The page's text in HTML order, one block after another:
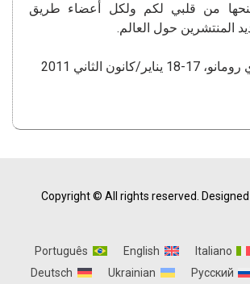
من قلبي لكم ولكل أعضاء طريق
المنتشرين حول العالم.
كانون الثاني 2011
Copyright © All rights reserved.
Italiano
English
Português
Русский
Ukrainian
Deutsch